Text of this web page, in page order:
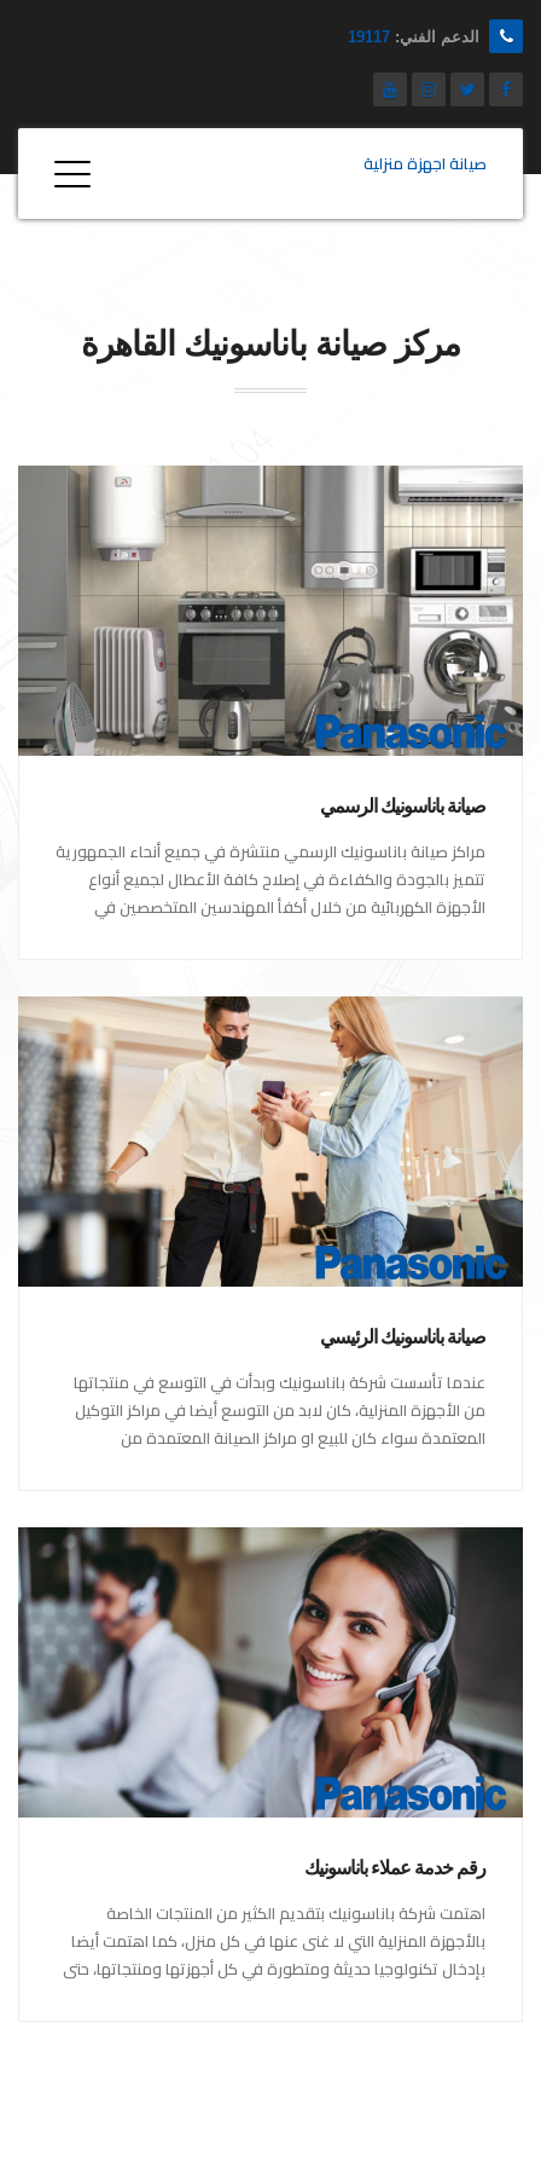
الدعم الفني: 19117
صيانة اجهزة منزلية
مركز صيانة باناسونيك القاهرة
صيانة باناسونيك الرسمي
مراكز صيانة باناسونيك الرسمي منتشرة في جميع أنحاء الجمهورية
تتميز بالجودة والكفاءة في إصلاح كافة الأعطال لجميع أنواع
الأجهزة الكهربائية من خلال أكفأ المهندسين المتخصصين في
صيانة باناسونيك الرئيسي
عندما تأسست شركة باناسونيك وبدأت في التوسع في منتجاتها
من الأجهزة المنزلية، كان لابد من التوسع أيضا في مراكز التوكيل
المعتمدة سواء كان للبيع او مراكز الصيانة المعتمدة من
رقم خدمة عملاء باناسونيك
اهتمت شركة باناسونيك بتقديم الكثير من المنتجات الخاصة
بالأجهزة المنزلية التي لا غنى عنها في كل منزل، كما اهتمت أيضا
بإدخال تكنولوجيا حديثة ومتطورة في كل أجهزتها ومنتجاتها، حتى